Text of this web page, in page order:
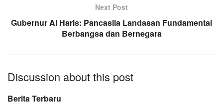
Next Post
Gubernur Al Haris: Pancasila Landasan Fundamental
Berbangsa dan Bernegara
Discussion about this post
Berita Terbaru